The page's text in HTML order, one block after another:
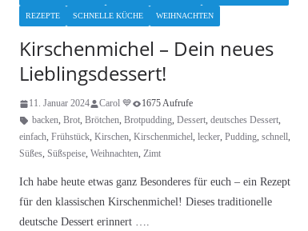
REZEPTE SCHNELLE KÜCHE WEIHNACHTEN
Kirschenmichel – Dein neues
Lieblingsdessert!
11. Januar 2024 Carol 💙
1675 Aufrufe
backen, Brot, Brötchen, Brotpudding, Dessert, deutsches Dessert,
einfach, Frühstück, Kirschen, Kirschenmichel, lecker, Pudding, schnell,
Süßes, Süßspeise, Weihnachten, Zimt
Ich habe heute etwas ganz Besonderes für euch – ein Rezept
für den klassischen Kirschenmichel! Dieses traditionelle
deutsche Dessert erinnert ….